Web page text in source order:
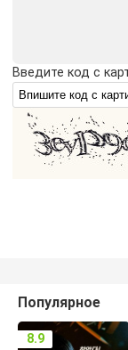
Введите код с
Популярное
8.9